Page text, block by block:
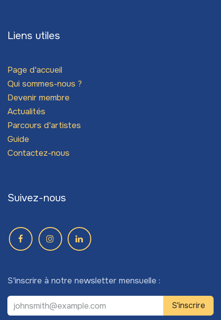
Liens utiles
Page d'accueil
Qui sommes-nous ?
Devenir membre
Actualités
Parcours d'artistes
Guide
Contactez-nous
Suivez-nous
S'inscrire à notre newsletter mensuelle :
S'inscrire